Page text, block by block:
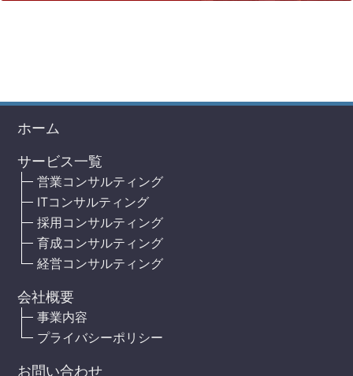
ホーム
サービス一覧
営業コンサルティング
ITコンサルティング
採用コンサルティング
育成コンサルティング
経営コンサルティング
会社概要
事業内容
プライバシーポリシー
お問い合わせ